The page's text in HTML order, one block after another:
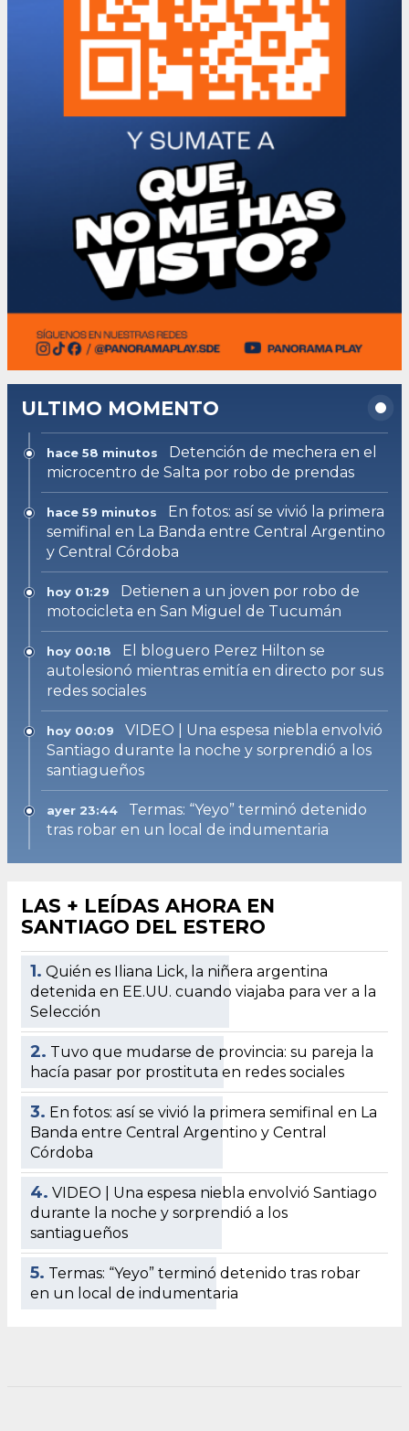
ULTIMO MOMENTO
hace 58 minutos
Detención de mechera en el
microcentro de Salta por robo de prendas
hace 59 minutos
En fotos: así se vivió la primera
semifinal en La Banda entre Central Argentino
y Central Córdoba
hoy 01:29
Detienen a un joven por robo de
motocicleta en San Miguel de Tucumán
hoy 00:18
El bloguero Perez Hilton se
autolesionó mientras emitía en directo por sus
redes sociales
hoy 00:09
VIDEO | Una espesa niebla envolvió
Santiago durante la noche y sorprendió a los
santiagueños
ayer 23:44
Termas: “Yeyo” terminó detenido
tras robar en un local de indumentaria
LAS + LEÍDAS AHORA EN
SANTIAGO DEL ESTERO
1. Quién es Iliana Lick, la niñera argentina
detenida en EE.UU. cuando viajaba para ver a la
Selección
2. Tuvo que mudarse de provincia: su pareja la
hacía pasar por prostituta en redes sociales
3. En fotos: así se vivió la primera semifinal en La
Banda entre Central Argentino y Central
Córdoba
4. VIDEO | Una espesa niebla envolvió Santiago
durante la noche y sorprendió a los
santiagueños
5. Termas: “Yeyo” terminó detenido tras robar
en un local de indumentaria